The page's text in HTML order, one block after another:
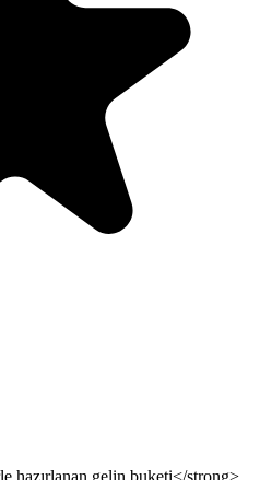
hazırlanan gelin buketi</strong>,